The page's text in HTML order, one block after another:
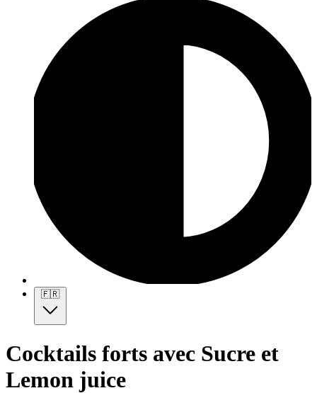
🇫🇷
Cocktails forts avec Sucre et
Lemon juice